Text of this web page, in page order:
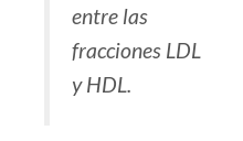
entre las
fracciones LDL
y HDL.